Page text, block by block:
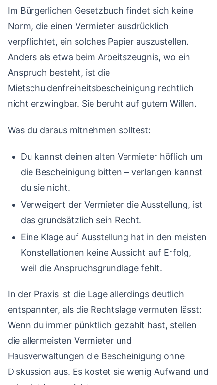
Im Bürgerlichen Gesetzbuch findet sich keine
Norm, die einen Vermieter ausdrücklich
verpflichtet, ein solches Papier auszustellen.
Anders als etwa beim Arbeitszeugnis, wo ein
Anspruch besteht, ist die
Mietschuldenfreiheitsbescheinigung rechtlich
nicht erzwingbar. Sie beruht auf gutem Willen.
Was du daraus mitnehmen solltest:
Du kannst deinen alten Vermieter höflich um
die Bescheinigung bitten – verlangen kannst
du sie nicht.
Verweigert der Vermieter die Ausstellung, ist
das grundsätzlich sein Recht.
Eine Klage auf Ausstellung hat in den meisten
Konstellationen keine Aussicht auf Erfolg,
weil die Anspruchsgrundlage fehlt.
In der Praxis ist die Lage allerdings deutlich
entspannter, als die Rechtslage vermuten lässt:
Wenn du immer pünktlich gezahlt hast, stellen
die allermeisten Vermieter und
Hausverwaltungen die Bescheinigung ohne
Diskussion aus. Es kostet sie wenig Aufwand und